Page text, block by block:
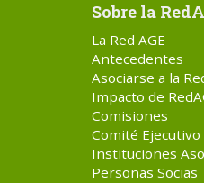
Sobre la
La Red AGE
Antecedentes
Asociarse a la
Impacto de
Comisiones
Comité Ejecutivo
Instituciones
Personas Socias